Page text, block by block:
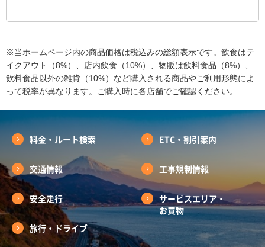
※当ホームページ内の商品価格は税込みの総額表示です。飲食はテ
イクアウト（8%）、店内飲食（10%）、物販は飲料食品（8%）、
飲料食品以外の雑貨（10%）など購入される商品やご利用形態によ
って税率が異なります。ご購入時に各店舗でご確認ください。
料金・ルート検索 ETC・割引案内
交通情報 工事規制情報
安全走行
サービスエリア・
お買物
旅行・ドライブ